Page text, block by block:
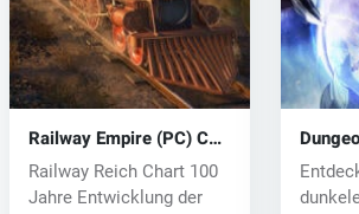
Railway Empire (PC) CD
key
Railway Reich Chart 100
Jahre Entwicklung der